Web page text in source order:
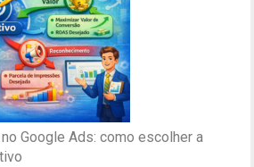
Google Ads: como escolher a